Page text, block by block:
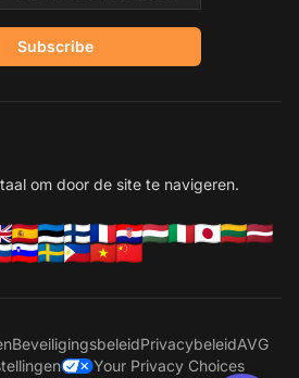
Subscribe
om door de site te navigeren.
BeveiligingsbeleidPrivacybeleidAVG
Your Privacy Choices